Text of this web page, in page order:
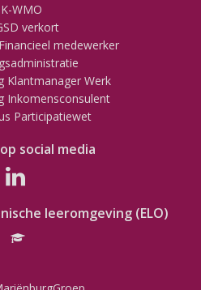
WMO
verkort
medewerker
Klantmanager Werk
Inkomensconsulent
Participatiewet
social media
leeromgeving (ELO)